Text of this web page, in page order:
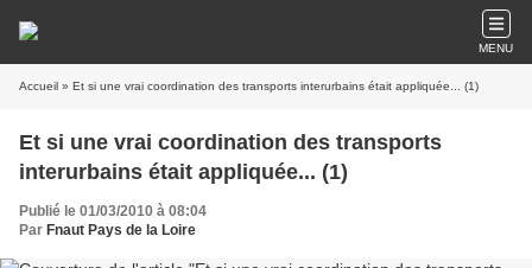
MENU
Accueil » Et si une vrai coordination des transports interurbains était appliquée... (1)
Et si une vrai coordination des transports
interurbains était appliquée... (1)
Publié le 01/03/2010 à 08:04
Par Fnaut Pays de la Loire